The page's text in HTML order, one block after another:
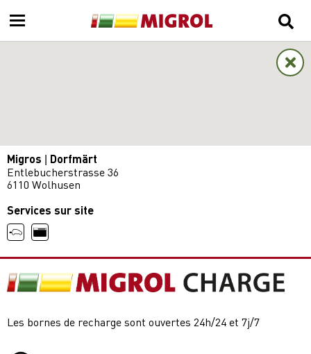
Migros | Dorfmärt
Entlebucherstrasse 36
6110 Wolhusen
Services sur site
Les bornes de recharge sont ouvertes 24h/24 et 7j/7